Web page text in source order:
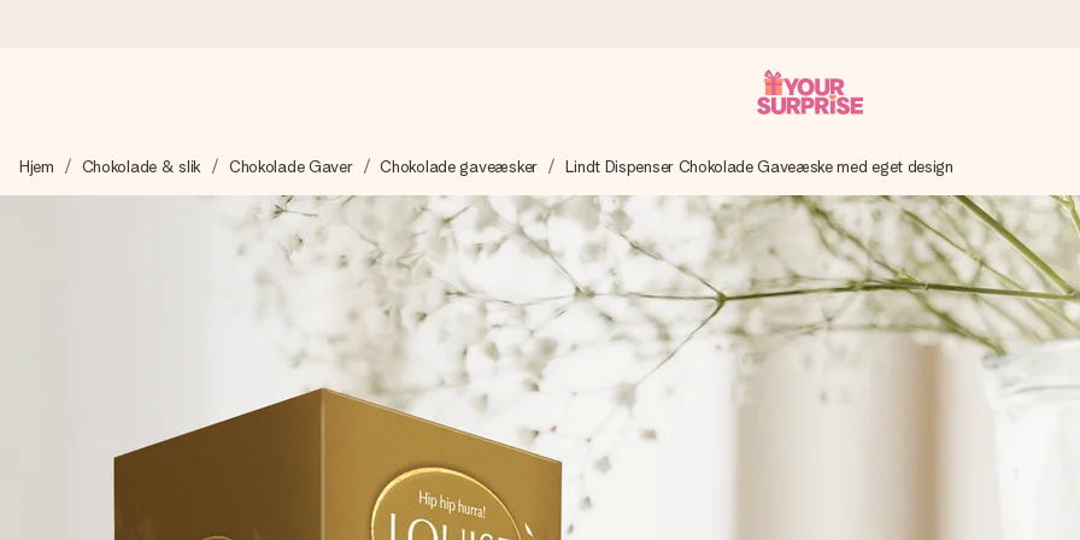
Vi laver din gave med omhu og sender den lynhurtigt – så du kan give den på det helt rette tidspunkt, når den betyder allermest.
4,7 (baseret på +15.000 anmeldelser)
Vores gaver inspirerer. Kunderne giver os 4,7 på Google Reviews.
Gratis kort med hilsen
Lav noget særligt i blot få trin – med hendes navn, et billede af dig eller en besked, der går lige i hendes hjerte. Intet besvær
Hjem Chokolade & slik Chokolade Gaver Chokolade gaveæsker Lindt Dispenser Chokolade Gaveæske med eget design